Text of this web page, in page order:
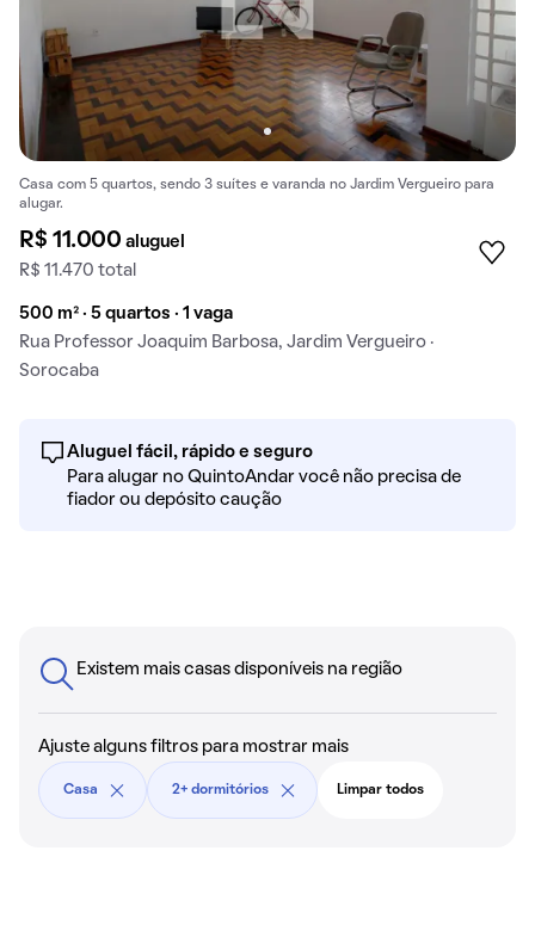
Casa com 5 quartos, sendo 3 suítes e varanda no Jardim Vergueiro para
alugar.
R$ 11.000aluguel
R$ 11.470 total
500 m² · 5 quartos · 1 vaga
Rua Professor Joaquim Barbosa, Jardim Vergueiro ·
Sorocaba
Aluguel fácil, rápido e seguro
Para alugar no QuintoAndar você não precisa de
fiador ou depósito caução
Existem mais casas disponíveis na região
Ajuste alguns filtros para mostrar mais
Casa 2+ dormitórios Limpar todos